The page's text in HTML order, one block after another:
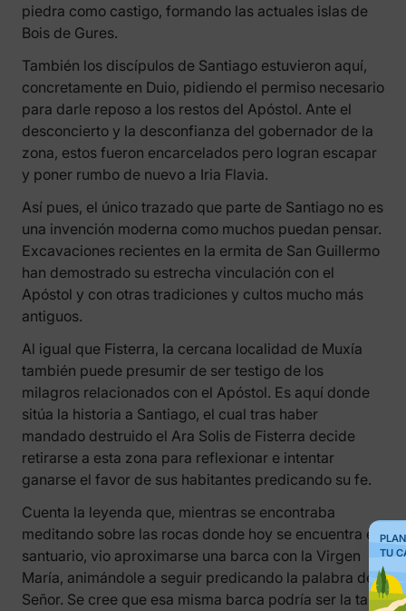
TU
piedra como castigo, formando las actuales islas de
Bois de Gures.
También los discípulos de Santiago estuvieron aquí,
concretamente en Duio, pidiendo el permiso necesario
para darle reposo a los restos del Apóstol. Ante el
desconcierto y la desconfianza del gobernador de la
zona, estos fueron encarcelados pero logran escapar
y poner rumbo de nuevo a Iria Flavia.
Así pues, el único trazado que parte de Santiago no es
una invención moderna como muchos puedan pensar.
Excavaciones recientes en la ermita de San Guillermo
han demostrado su estrecha vinculación con el
Apóstol y con otras tradiciones y cultos mucho más
antiguos.
Al igual que Fisterra, la cercana localidad de Muxía
también puede presumir de ser testigo de los
milagros relacionados con el Apóstol. Es aquí donde
sitúa la historia a Santiago, el cual tras haber
mandado destruido el Ara Solis de Fisterra decide
retirarse a esta zona para reflexionar e intentar
ganarse el favor de sus habitantes predicando su fe.
Cuenta la leyenda que, mientras se encontraba
meditando sobre las rocas donde hoy se encuentra el
santuario, vio aproximarse una barca con la Virgen
María, animándole a seguir predicando la palabra del
Señor. Se cree que esa misma barca podría ser la tan